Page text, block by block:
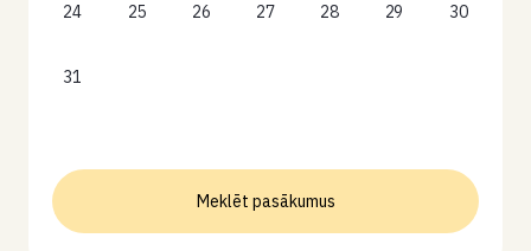
24 25 26 27 28 29 30
31
Meklēt pasākumus